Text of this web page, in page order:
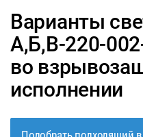
Варианты
А,Б,В-220-
во
исполнении